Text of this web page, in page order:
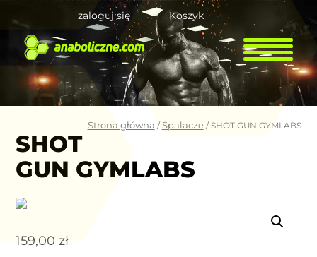
Koszyk
zaloguj się
Strona główna /Spalacze/ SHOT GUN GYMLABS
SHOT
GUN GYMLABS
159,00zł